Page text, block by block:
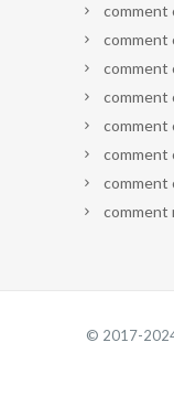
comment
comment
comment
comment
comment
comment
comment
comment
© 2017-